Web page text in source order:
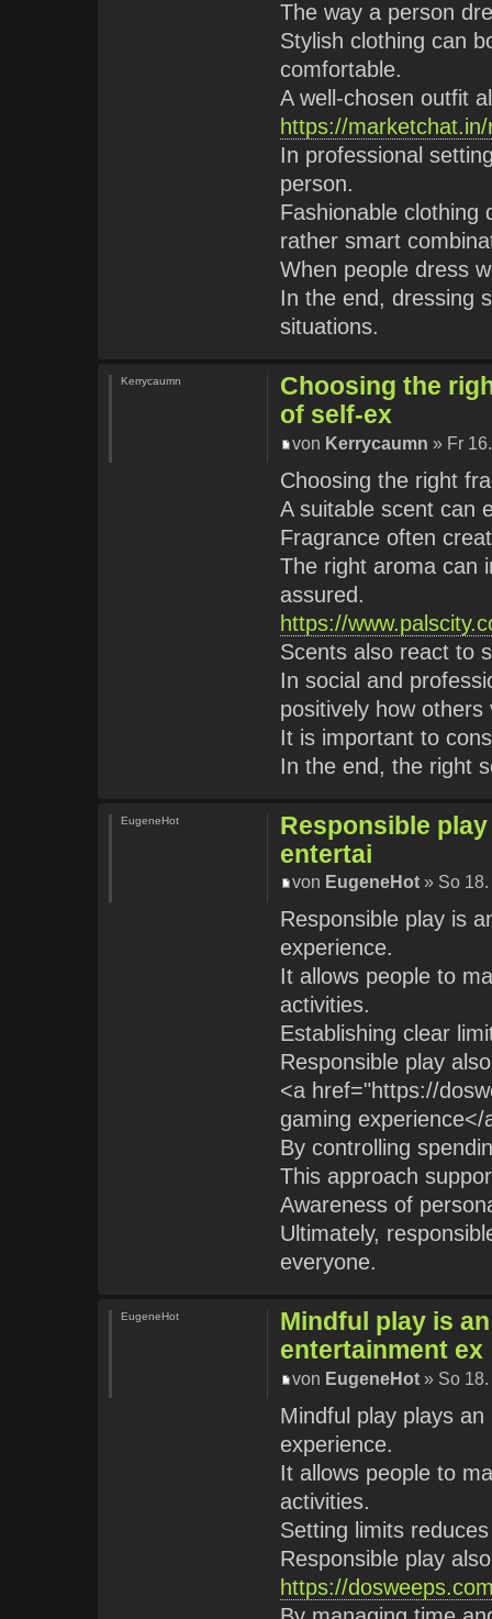
The way a person
Stylish clothing can
comfortable.
A well-chosen outfit
https://
In professional
person.
Fashionable clothing
rather smart
When people dress
In the end, dressing
situations.
Choosing the
of self-ex
von Kerrycaumn » Fr
Choosing the right
A suitable scent can
Fragrance often
The right aroma can
assured.
https://
Scents also react to
In social and
positively how others
It is important to
In the end, the right
Kerrycaumn
Responsible
entertai
von EugeneHot » So
Responsible play is
experience.
It allows people to
activities.
Establishing clear
Responsible play
<a href="https://
gaming experience</
By controlling
This approach
Awareness of
Ultimately,
everyone.
EugeneHot
Mindful play is
entertainment ex
von EugeneHot » So
Mindful play plays
experience.
It allows people to
activities.
Setting limits
Responsible play
https://
EugeneHot